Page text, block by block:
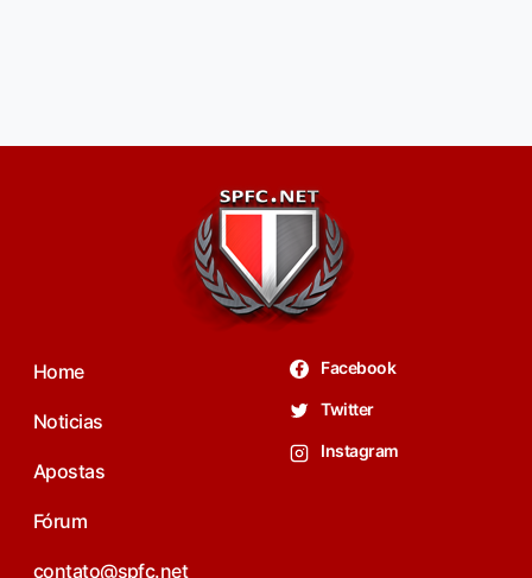
Home
Noticias
Apostas
Fórum
contato@spfc.net
Facebook
Twitter
Instagram